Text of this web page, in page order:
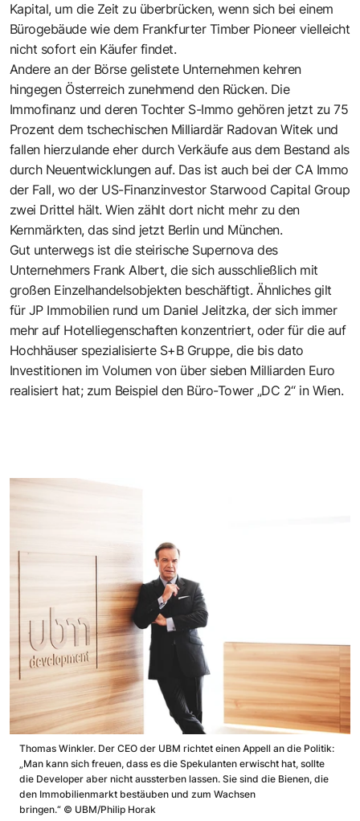
Kapital, um die Zeit zu überbrücken, wenn sich bei einem
Bürogebäude wie dem Frankfurter Timber Pioneer vielleicht
nicht sofort ein Käufer findet.
Andere an der Börse gelistete Unternehmen kehren
hingegen Österreich zunehmend den Rücken. Die
Immofinanz und deren Tochter S-Immo gehören jetzt zu 75
Prozent dem tschechischen Milliardär Radovan Witek und
fallen hierzulande eher durch Verkäufe aus dem Bestand als
durch Neuentwicklungen auf. Das ist auch bei der CA Immo
der Fall, wo der US-Finanzinvestor Starwood Capital Group
zwei Drittel hält. Wien zählt dort nicht mehr zu den
Kernmärkten, das sind jetzt Berlin und München.
Gut unterwegs ist die steirische Supernova des
Unternehmers Frank Albert, die sich ausschließlich mit
großen Einzelhandelsobjekten beschäftigt. Ähnliches gilt
für JP Immobilien rund um Daniel Jelitzka, der sich immer
mehr auf Hotelliegenschaften konzentriert, oder für die auf
Hochhäuser spezialisierte S+B Gruppe, die bis dato
Investitionen im Volumen von über sieben Milliarden Euro
realisiert hat; zum Beispiel den Büro-Tower „DC 2“ in Wien.
Thomas Winkler. Der CEO der UBM richtet einen Appell an die Politik:
„Man kann sich freuen, dass es die Spekulanten erwischt hat, sollte
die Developer aber nicht aussterben lassen. Sie sind die Bienen, die
den Immobilienmarkt bestäuben und zum Wachsen
bringen.“ © UBM/Philip Horak